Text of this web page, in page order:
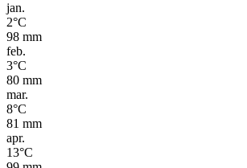
jan.
2°C
98 mm
feb.
3°C
80 mm
mar.
8°C
81 mm
apr.
13°C